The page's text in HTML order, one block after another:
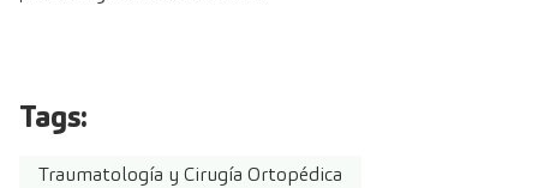
Tags:
Traumatología y Cirugía Ortopédica